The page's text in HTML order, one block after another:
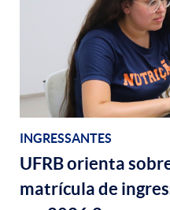
INGRESSANTES
UFRB orienta
matrícula de